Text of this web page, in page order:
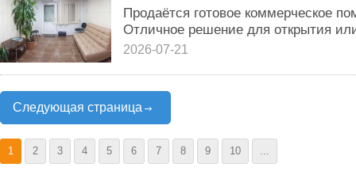
Продаётся готовое коммерческое
Отличное решение для открытия
2026-07-21
Следующая страница
1 2 3 4 5 6 7 8 9 10 ...